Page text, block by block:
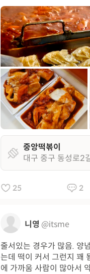
중앙떡볶이
대구 중구 동성로2
25 2
니영 @itsme
줄서있는 경우가 많음. 양
는데 떡이 커서 그런지 꽤
에 가까움 사람이 많아서